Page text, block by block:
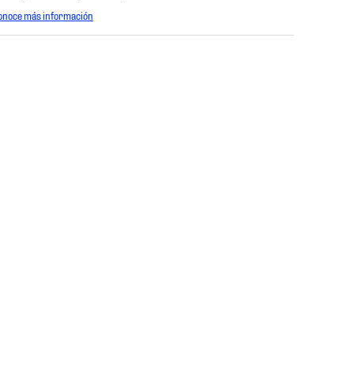
más información